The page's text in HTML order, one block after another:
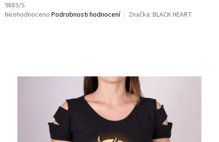
9883/S
Průměrné
hvězdiček.
Neohodnoceno Podrobnosti hodnocení Značka: BLACK HEART